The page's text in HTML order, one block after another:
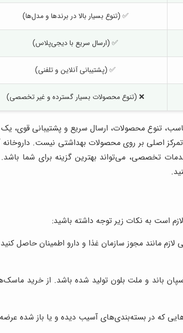
✅ (تنوع بسیار بالا در برندها و مدل‌ها)
✅ (ارسال سریع با دیجی‌پلاس)
✅ (پشتیبانی آنلاین و تلفنی)
❌ (تنوع محصولات بسیار گسترده و غیر تخصصی)
تنوع محصولات، ارسال سریع و پشتیبانی قوی،
اصلی بر روی محصولات بهداشتی نیست.
تخصصی، می‌تواند بهترین گزینه برای شما
است به نکات زیر توجه داشته باشید:
مانند مجوز سازمان غذا و دارو اطمینان حاصل
باند و ملت بلون تولید شده باشد. از خرید
که در بسته‌بندی‌های آسیب دیده و یا باز شده